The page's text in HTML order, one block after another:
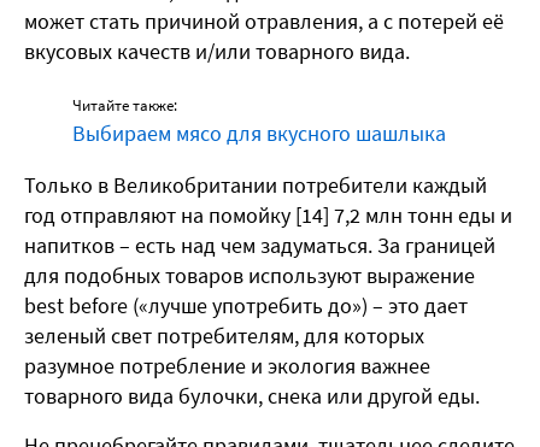
может стать причиной отравления, а с потерей её
вкусовых качеств и/или товарного вида.
Читайте также:
Выбираем мясо для вкусного шашлыка
Только в Великобритании потребители каждый
год отправляют на помойку [14] 7,2 млн тонн еды и
напитков – есть над чем задуматься. За границей
для подобных товаров используют выражение
best before («лучше употребить до») – это дает
зеленый свет потребителям, для которых
разумное потребление и экология важнее
товарного вида булочки, снека или другой еды.